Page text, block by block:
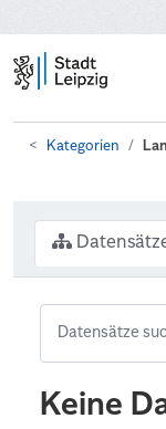
Kategorien
Keine